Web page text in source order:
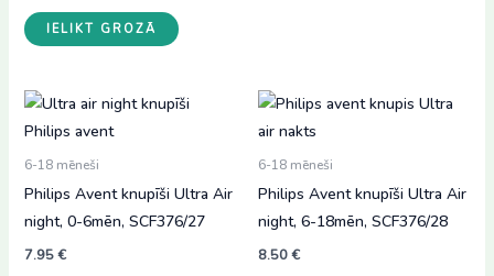
IELIKT GROZĀ
6-18 mēneši
Philips Avent knupīši Ultra Air
night, 0-6mēn, SCF376/27
7.95€
6-18 mēneši
Philips Avent knupīši Ultra Air
night, 6-18mēn, SCF376/28
8.50€